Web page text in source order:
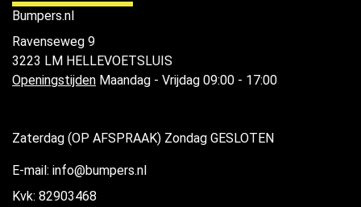
Bumpers.nl
Ravenseweg 9
3223 LM HELLEVOETSLUIS
Openingstijden Maandag - Vrijdag 09:00 - 17:00
Zaterdag (OP AFSPRAAK) Zondag GESLOTEN
E-mail: info@bumpers.nl
Kvk: 82903468